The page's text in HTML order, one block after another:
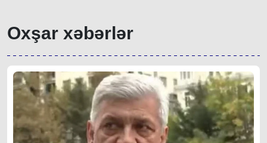
Oxşar xəbərlər